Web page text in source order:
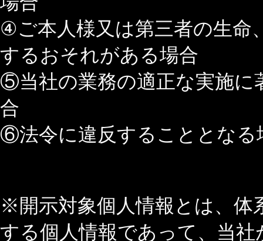
④ご本人様又は第三者の生命
するおそれがある場合
⑤当社の業務の適正な実施に
合
⑥法令に違反することとなる
※開示対象個人情報とは、体
する個人情報であって、当